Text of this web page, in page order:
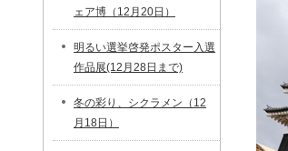
ェア博（12月20日）
明るい選挙啓発ポスター入選
作品展(12月28日まで)
冬の彩り、シクラメン（12
月18日）